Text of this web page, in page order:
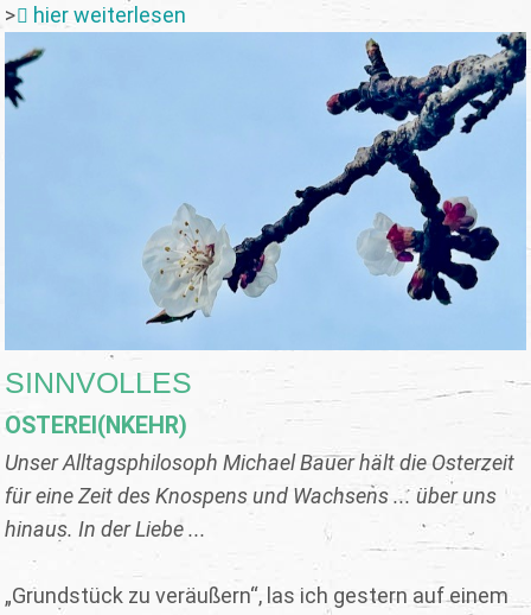
> hier weiterlesen
SINNVOLLES
OSTEREI(NKEHR)
Unser Alltagsphilosoph Michael Bauer hält die Osterzeit
für eine Zeit des Knospens und Wachsens ... über uns
hinaus. In der Liebe ...
„Grundstück zu veräußern“, las ich gestern auf einem